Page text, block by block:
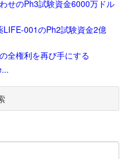
せのPh3試験資金6000万ドル
001のPh2試験資金2億
全権利を再び手にする